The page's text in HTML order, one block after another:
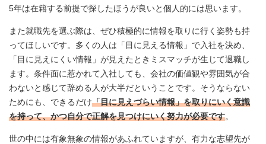
5年は在籍する前提で探したほうが良いと個人的には思います。
また就職先を選ぶ際は、ぜひ積極的に情報を取りに行く姿勢も持
ってほしいです。多くの人は「目に見える情報」で入社を決め、
「目に見えにくい情報」が見えたときミスマッチが生じて退職し
ます。条件面に惹かれて入社しても、会社の価値観や雰囲気が合
わないと感じて辞める人が大半だということです。そうならない
ためにも、できるだけ「目に見えづらい情報」を取りにいく意識
を持って、かつ自分で正解を見つけにいく努力が必要です。
世の中には有象無象の情報があふれていますが、有力な志望先が